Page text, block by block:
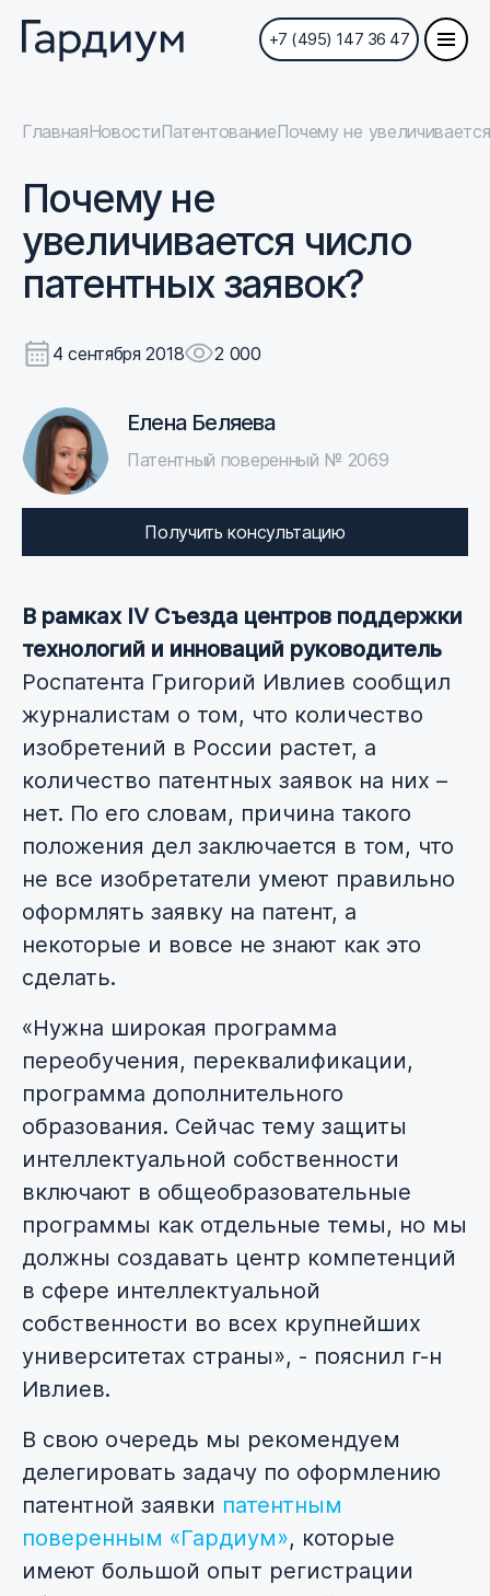
+7 (495) 147 36 47
ГлавнаяНовостиПатентованиеПочему не
Почему не
увеличивается число
патентных заявок?
4 сентября 2018 2 000
В рамках IV Съезда центров поддержки
технологий и инноваций руководитель
Роспатента Григорий Ивлиев сообщил
журналистам о том, что количество
изобретений в России растет, а
количество патентных заявок на них –
нет. По его словам, причина такого
положения дел заключается в том, что
не все изобретатели умеют правильно
оформлять заявку на патент, а
некоторые и вовсе не знают как это
сделать.
«Нужна широкая программа
переобучения, переквалификации,
программа дополнительного
образования. Сейчас тему защиты
интеллектуальной собственности
включают в общеобразовательные
программы как отдельные темы, но мы
должны создавать центр компетенций
в сфере интеллектуальной
собственности во всех крупнейших
университетах страны», - пояснил г-н
Ивлиев.
В свою очередь мы рекомендуем
делегировать задачу по оформлению
патентной заявки патентным
поверенным «Гардиум», которые
имеют большой опыт регистрации
Елена Беляева
Патентный поверенный № 2069
Получить консультацию